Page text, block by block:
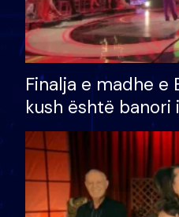
Finalja e madhe e
kush është banori
shtëpinë dhe
të fituar çmimin e